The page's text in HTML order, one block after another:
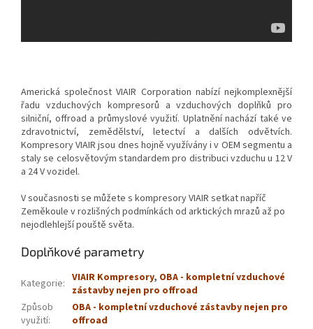
Americká společnost VIAIR Corporation nabízí nejkomplexnější
řadu vzduchových kompresorů a vzduchových doplňků pro
silniční, offroad a průmyslové využití. Uplatnění nachází také ve
zdravotnictví, zemědělství, letectví a dalších odvětvích.
Kompresory VIAIR jsou dnes hojně využívány i v OEM segmentu a
staly se celosvětovým standardem pro distribuci vzduchu u 12 V
a 24 V vozidel.
V současnosti se můžete s kompresory VIAIR setkat napříč
Zeměkoule v rozlišných podmínkách od arktických mrazů až po
nejodlehlejší pouště světa.
Doplňkové parametry
Kategorie: VIAIR Kompresory, OBA - kompletní vzduchové
zástavby nejen pro offroad
Způsob
využití:
OBA - kompletní vzduchové zástavby nejen pro
offroad